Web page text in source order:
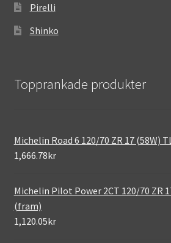
Pirelli
Shinko
Topprankade produkter
Michelin Road 6 120/70 ZR 17 (58W)
1,666.78kr
Michelin Pilot Power 2CT 120/70 ZR
(fram)
1,120.05kr